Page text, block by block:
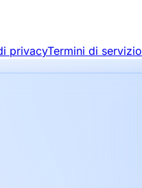
privacyTermini di servizio